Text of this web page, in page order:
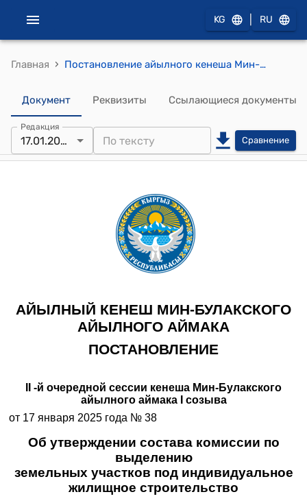
KG RU
Главная › Постановление айылного кенеша Мин-Булакского айылного аймака от 17 января 2025 года № 38 "Об утверждении состава комиссии по выделению земельных участков под индивидуальное жилищное строительство"
Документ Реквизиты Ссылающиеся документы
Редакция
17.01.2025 Сравнение